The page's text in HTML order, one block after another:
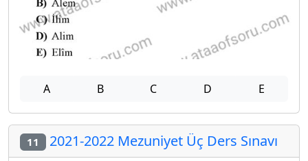
A B C D E
11 2021-2022 Mezuniyet Üç Ders Sınavı